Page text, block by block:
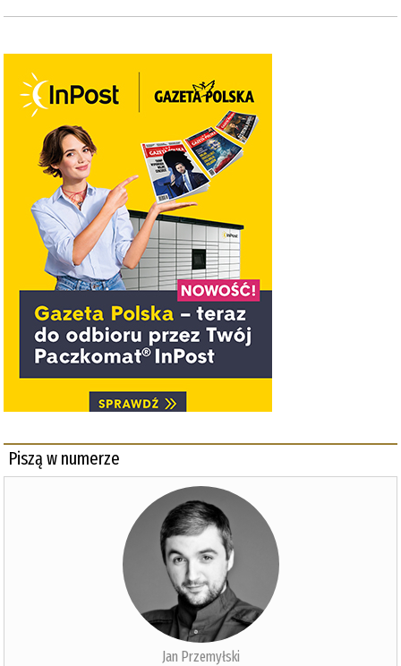
Piszą w numerze
Jan Przemyłski